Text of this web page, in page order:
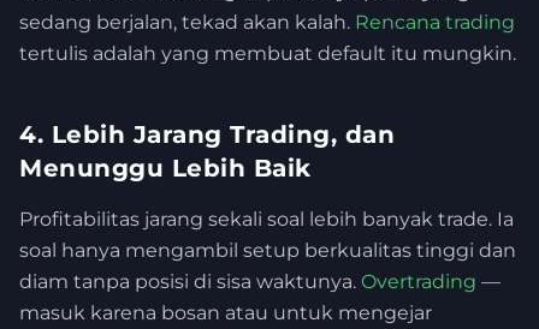
sedang berjalan, tekad akan kalah. Rencana trading
tertulis adalah yang membuat default itu mungkin.
4. Lebih Jarang Trading, dan
Menunggu Lebih Baik
Profitabilitas jarang sekali soal lebih banyak trade. Ia
soal hanya mengambil setup berkualitas tinggi dan
diam tanpa posisi di sisa waktunya. Overtrading —
masuk karena bosan atau untuk mengejar